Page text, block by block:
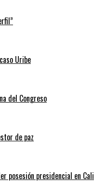
Uribe
del Congreso
de paz
posesión presidencial en Cali